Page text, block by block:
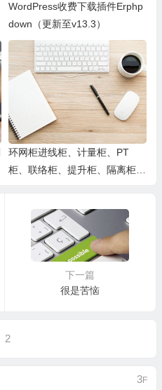
WordPress收费下载插件Erphp
down（更新至v13.3）
环网柜进线柜、计量柜、PT
柜、联络柜、提升柜、隔离柜、
下一篇
很是苦恼
2
3F